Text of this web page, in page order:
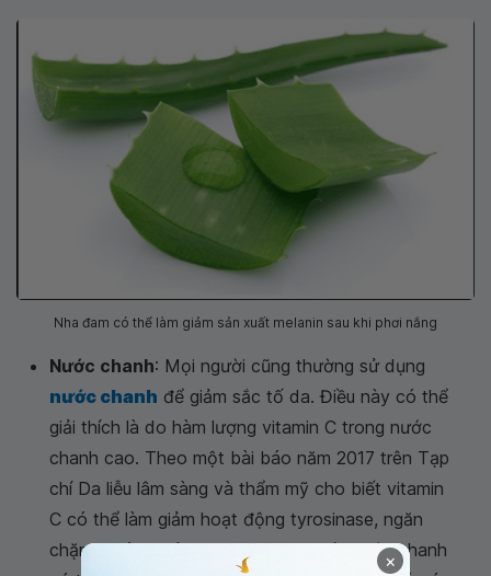
Nha đam có thể làm giảm sản xuất melanin sau khi phơi nắng
Nước chanh: Mọi người cũng thường sử dụng
nước chanh để giảm sắc tố da. Điều này có thể
giải thích là do hàm lượng vitamin C trong nước
chanh cao. Theo một bài báo năm 2017 trên Tạp
chí Da liễu lâm sàng và thẩm mỹ cho biết vitamin
C có thể làm giảm hoạt động tyrosinase, ngăn
chặn sự hình thành melanin. Mặc dù, nước chanh
×